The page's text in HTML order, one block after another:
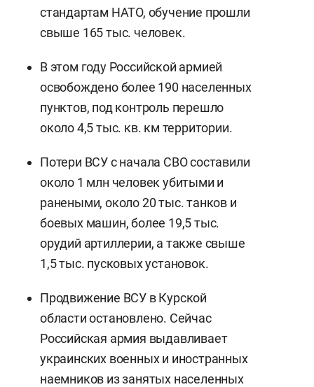
стандартам НАТО, обучение прошли
свыше 165 тыс. человек.
В этом году Российской армией
освобождено более 190 населенных
пунктов, под контроль перешло
около 4,5 тыс. кв. км территории.
Потери ВСУ с начала СВО составили
около 1 млн человек убитыми и
ранеными, около 20 тыс. танков и
боевых машин, более 19,5 тыс.
орудий артиллерии, а также свыше
1,5 тыс. пусковых установок.
Продвижение ВСУ в Курской
области остановлено. Сейчас
Российская армия выдавливает
украинских военных и иностранных
наемников из занятых населенных